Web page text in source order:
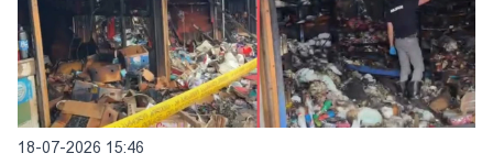
18-07-2026 15:46